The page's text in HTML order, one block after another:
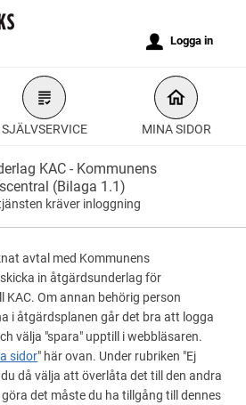
SJÄLVSERVICE MINA SIDOR
u Logga in
KAC - Kommunens
(Bilaga 1.1)
kräver inloggning
avtal med Kommunens
in åtgärdsunderlag för
KAC. Om annan behörig person
i åtgärdsplanen går det bra att logga
välja "spara" upptill i webbläsaren.
sidor" här ovan. Under rubriken "Ej
då välja att överlåta det till den andra
det måste du ha tillgång till dennes